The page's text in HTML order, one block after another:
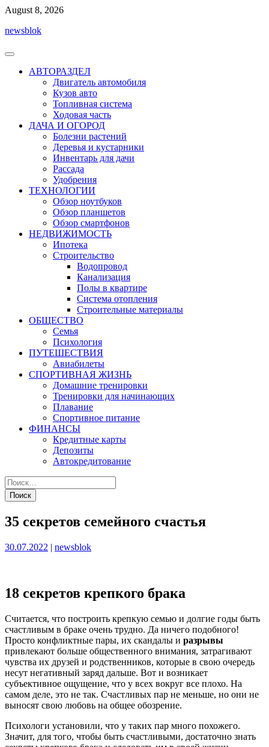
Перейти
содержимому
August 8, 2026
newsblok
АВТОРАЗДЕЛ
Двигатель автомобиля
Кузов авто
Топливная система
Ходовая часть
ДАЧА И ОГОРОД
Болезни растений
Деревья и кустарники
Инвентарь для дачи
Рассада
Удобрения
ТЕХНОЛОГИИ
Обзор ноутбуков
Обзор планшетов
Обзор смартфонов
НЕДВИЖИМОСТЬ
Ипотека
Строительство
Водопровод
Канализация
Полы в квартире
Система отопления
Строительные материалы
ОБЩЕСТВО
Семья
Психология
ПУТЕШЕСТВИЯ
Авиабилеты
СПОРТИВНАЯ ЖИЗНЬ
Домашние тренировки
Тренировки для начинающих
Плавание
Спортивное питание
ФИНАНСЫ
Кредитные карты
Депозиты
Автокредитование
35 секретов семейного счастья
Опубликовано
30.07.2022 | Опубликовано
newsblok
18 секретов крепкого брака
Считается, что построить крепкую семью и долгие годы быть
счастливым в браке очень трудно. Да ничего подобного!
Просто конфликтные пары, их скандалы и разрывы
привлекают больше общественного внимания, затрагивают
чувства их друзей и родственников, которые в свою очередь
несут негативный заряд дальше. Вот и возникает
субъективное ощущение, что у всех вокруг все плохо. На
самом деле, это не так. Счастливых пар не меньше, но они не
выносят свою любовь на общее обозрение.
Психологи установили, что у таких пар много похожего.
Значит, для того, чтобы быть счастливыми, достаточно знать